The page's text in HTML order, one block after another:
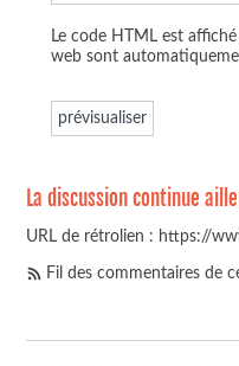
Le code HTML est
web sont
La discussion continue
URL de rétrolien : https://
Fil des commentaires de